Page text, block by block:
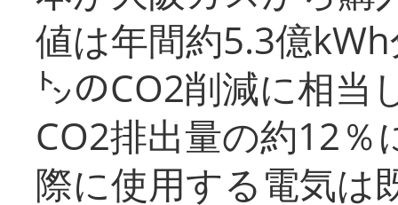
値は年間約5.3億
㌧のCO2削減に相当
CO2排出量の約12％
際に使用する電気は